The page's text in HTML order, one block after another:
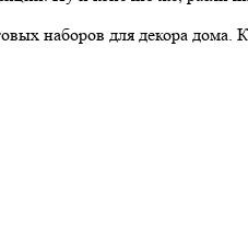
для декора дома.